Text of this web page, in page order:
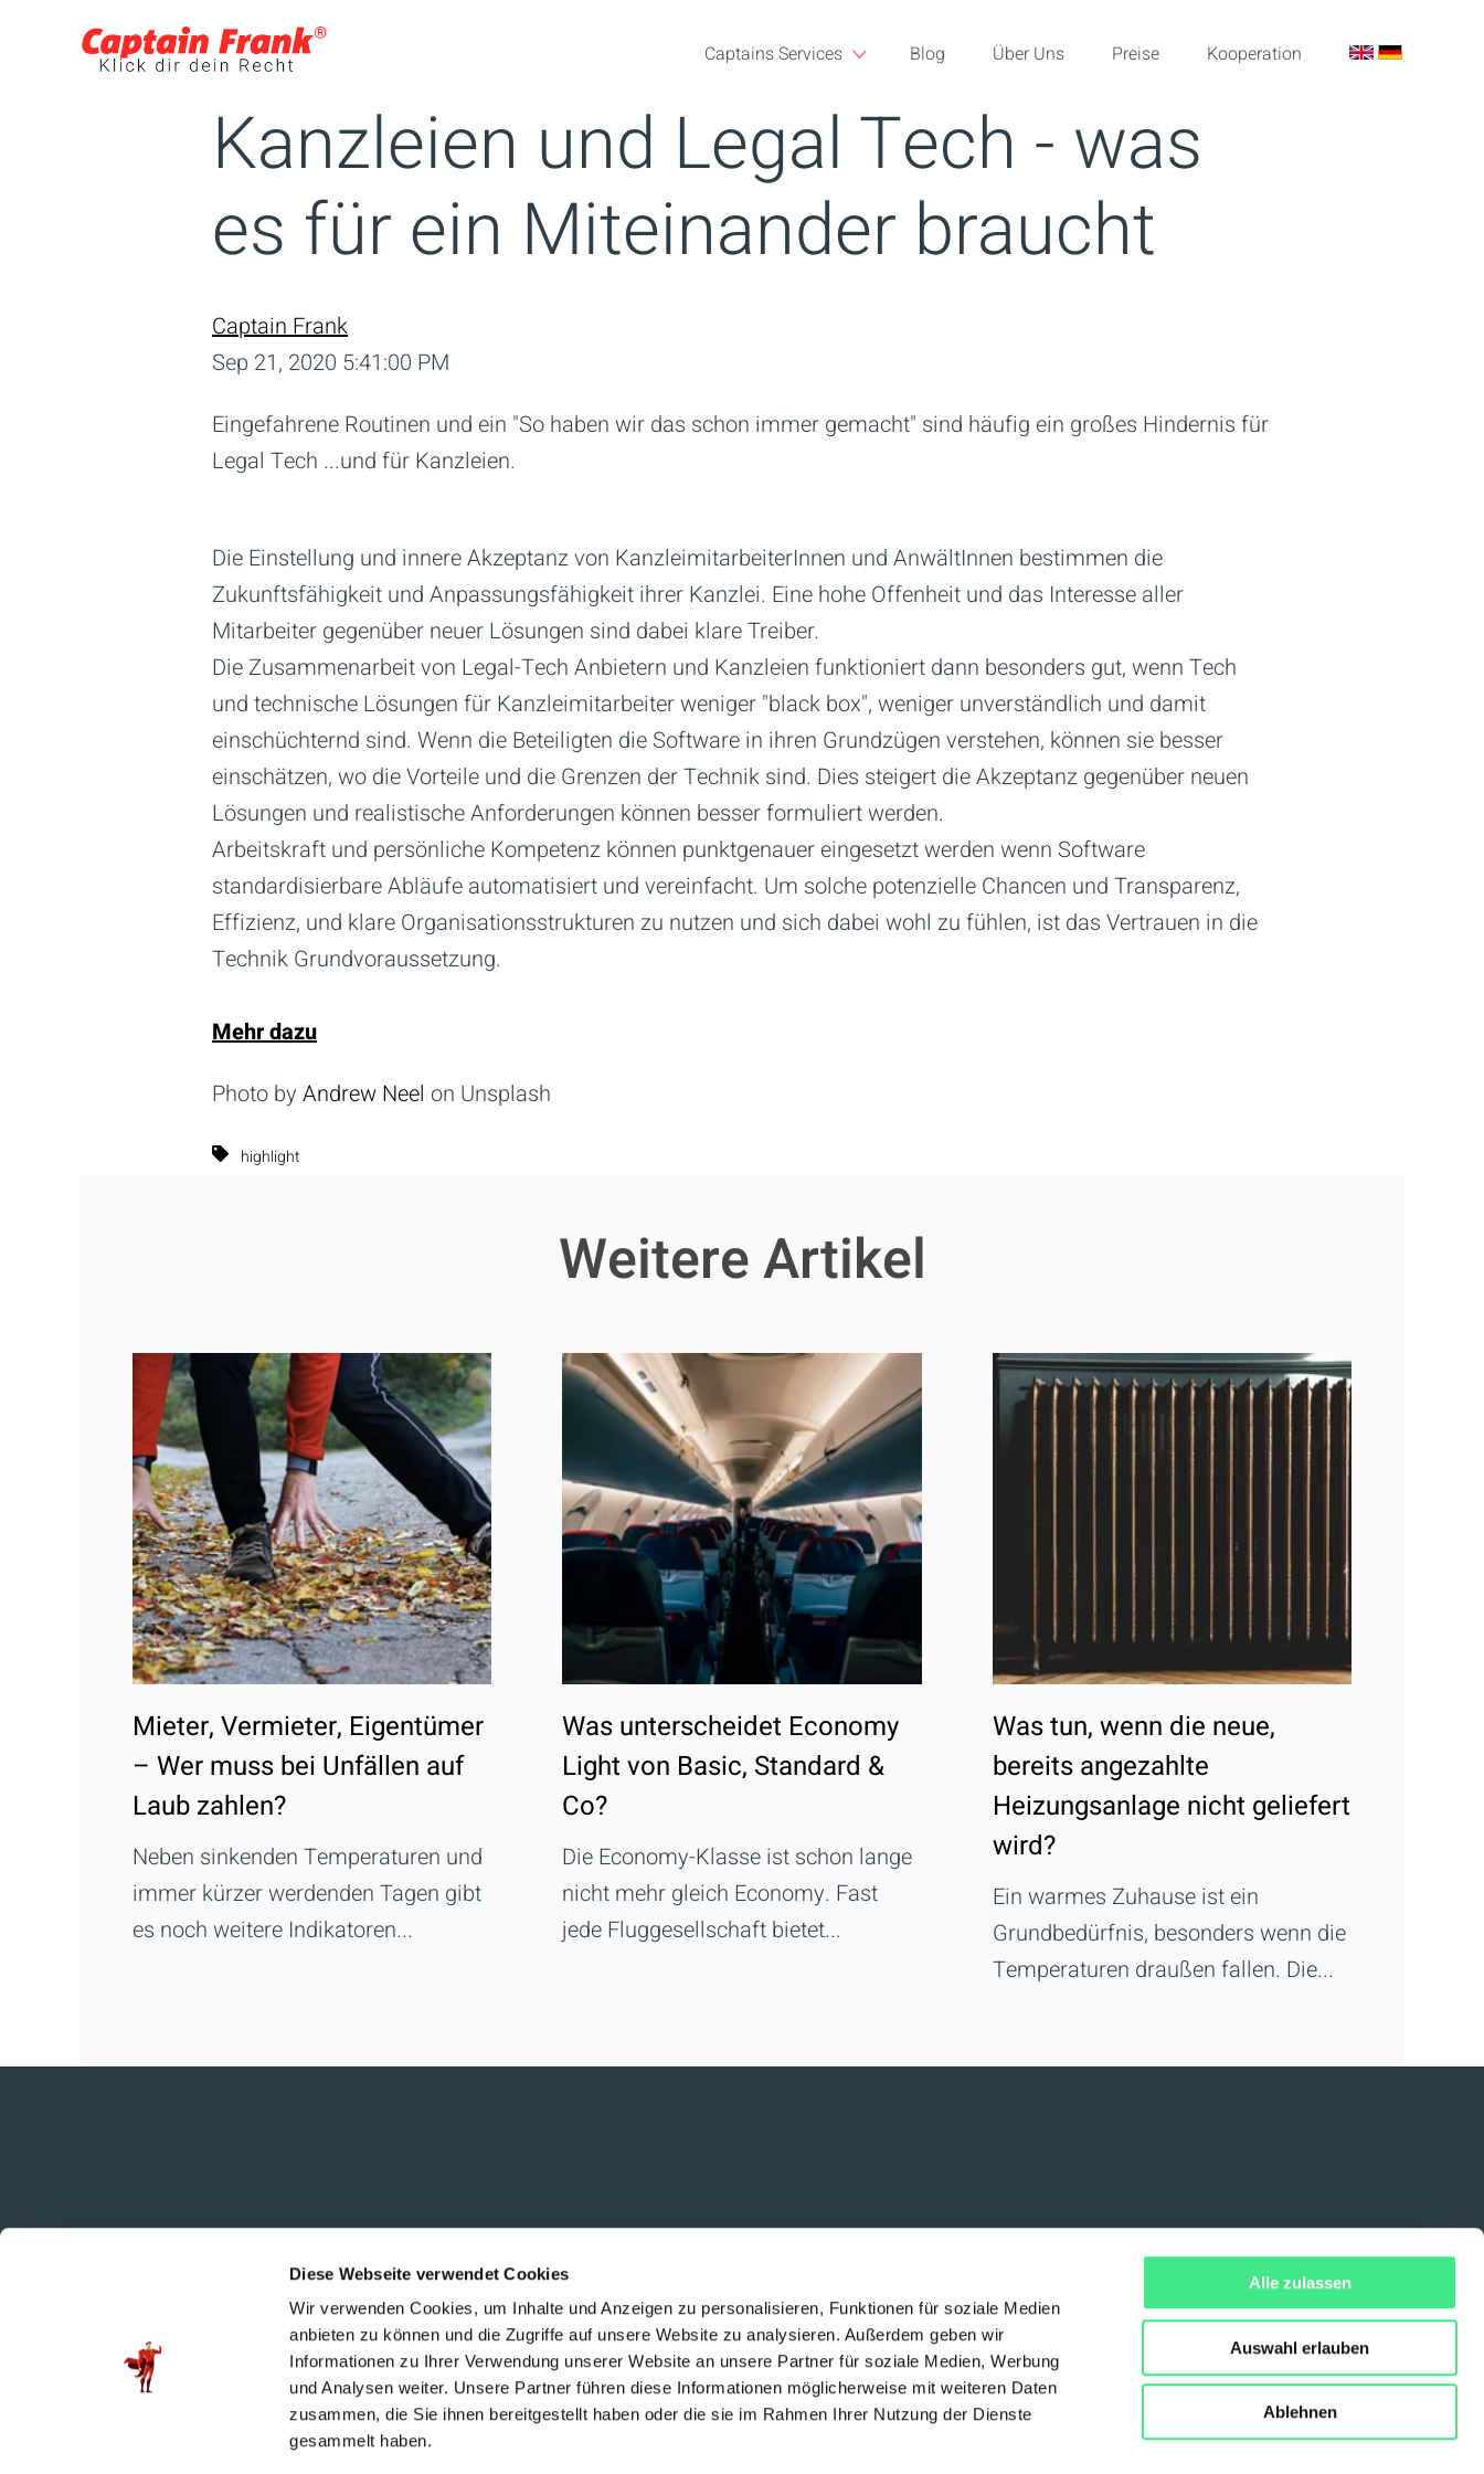
Diese Webseite verwendet Cookies
Wir verwenden Cookies, um Inhalte und Anzeigen zu personalisieren, Funktionen für soziale Medien
anbieten zu können und die Zugriffe auf unsere Website zu analysieren. Außerdem geben wir
Informationen zu Ihrer Verwendung unserer Website an unsere Partner für soziale Medien, Werbung
und Analysen weiter. Unsere Partner führen diese Informationen möglicherweise mit weiteren Daten
zusammen, die Sie ihnen bereitgestellt haben oder die sie im Rahmen Ihrer Nutzung der Dienste
gesammelt haben.
Alle zulassen
Auswahl erlauben
Ablehnen
Captains Services Blog Über Uns Preise Kooperation
Kanzleien und Legal Tech - was
es für ein Miteinander braucht
Captain Frank
Sep 21, 2020 5:41:00 PM
Eingefahrene Routinen und ein "So haben wir das schon immer gemacht" sind häufig ein großes Hindernis für
Legal Tech ...und für Kanzleien.
Die Einstellung und innere Akzeptanz von KanzleimitarbeiterInnen und AnwältInnen bestimmen die
Zukunftsfähigkeit und Anpassungsfähigkeit ihrer Kanzlei. Eine hohe Offenheit und das Interesse aller
Mitarbeiter gegenüber neuer Lösungen sind dabei klare Treiber.
Die Zusammenarbeit von Legal-Tech Anbietern und Kanzleien funktioniert dann besonders gut, wenn Tech
und technische Lösungen für Kanzleimitarbeiter weniger "black box", weniger unverständlich und damit
einschüchternd sind. Wenn die Beteiligten die Software in ihren Grundzügen verstehen, können sie besser
einschätzen, wo die Vorteile und die Grenzen der Technik sind. Dies steigert die Akzeptanz gegenüber neuen
Lösungen und realistische Anforderungen können besser formuliert werden.
Arbeitskraft und persönliche Kompetenz können punktgenauer eingesetzt werden wenn Software
standardisierbare Abläufe automatisiert und vereinfacht. Um solche potenzielle Chancen und Transparenz,
Effizienz, und klare Organisationsstrukturen zu nutzen und sich dabei wohl zu fühlen, ist das Vertrauen in die
Technik Grundvoraussetzung.
Mehr dazu
Photo by Andrew Neel on Unsplash
highlight
Weitere Artikel
Mieter, Vermieter, Eigentümer
– Wer muss bei Unfällen auf
Laub zahlen?
Neben sinkenden Temperaturen und
immer kürzer werdenden Tagen gibt
es noch weitere Indikatoren...
Was unterscheidet Economy
Light von Basic, Standard &
Co?
Die Economy-Klasse ist schon lange
nicht mehr gleich Economy. Fast
jede Fluggesellschaft bietet...
Was tun, wenn die neue,
bereits angezahlte
Heizungsanlage nicht geliefert
wird?
Ein warmes Zuhause ist ein
Grundbedürfnis, besonders wenn die
Temperaturen draußen fallen. Die...
© Copyright Captain Frank GmbH 2021 Datenschutz AGB